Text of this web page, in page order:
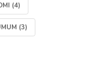
(4)
(3)